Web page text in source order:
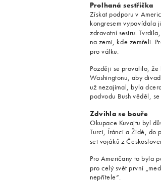
Prolhaná sestřička
Získat podporu v
kongresem vypovídala
zdravotní sestru.
na zemi, kde zemřeli.
pro válku.
Později se provalilo,
Washingtonu, aby
už nezajímal, byla
podvodu Bush věděl,
Zdvihla se bouře
Okupace Kuvajtu byl
Turci, Íránci a Židé, do
set vojáků z
Pro Američany to byla
pro celý svět první
nepřítele“.